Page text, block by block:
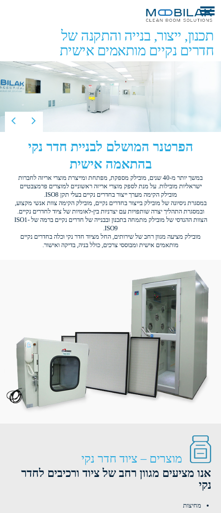
תכנון, ייצור, בנייה והתקנה של
חדרים נקיים מותאמים אישית
הפרטנר המושלם לבניית חדר נקי
בהתאמה אישית
במשך יותר מ-40 שנים, מובילק מספקת, מפתחת ומייצרת מוצרי אריזה לחברות
ישראליות מובילות. על מנת לספק מוצרי אריזה ראשוניים למוצרים פרמצבטיים
מובילק הקימה מערך ייצור בחדרים נקיים בעלי תקן ISO8.
במסגרת ניסיונה של מובילק בייצור בחדרים נקיים, מובילק הקימה צוות אנשי מקצוע,
ובמסגרת התהליך יצרה שותפויות עם יצרניות בין-לאומיות של ציוד לחדרים נקיים.
הצוות ההנדסי של מובילק מתמחה בתכנון ובבנייה של חדרים נקיים ברמה של ISO1-
ISO9.
מובילק מציעה מגוון רחב של שירותים, החל מציוד חדר נקי וכלה בחדרים נקיים
מותאמים אישית ומבוססי צרכים, כולל בניה, בדיקה ואישור.
מוצרים – ציוד חדר נקי
אנו מציעים מגוון רחב של ציוד ורכיבים לחדר
נקי
מחיצות